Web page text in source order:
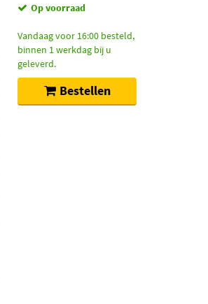
Op voorraad
Vandaag voor 16:00 besteld,
binnen 1 werkdag bij u
geleverd.
Bestellen